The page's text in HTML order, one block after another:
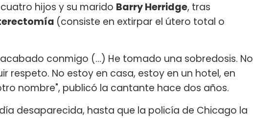
hijos y su marido Barry Herridge, tras
(consiste en extirpar el útero total o
conmigo (...) He tomado una sobredosis. No
respeto. No estoy en casa, estoy en un hotel, en
nombre", publicó la cantante hace dos años.
desaparecida, hasta que la policía de Chicago la